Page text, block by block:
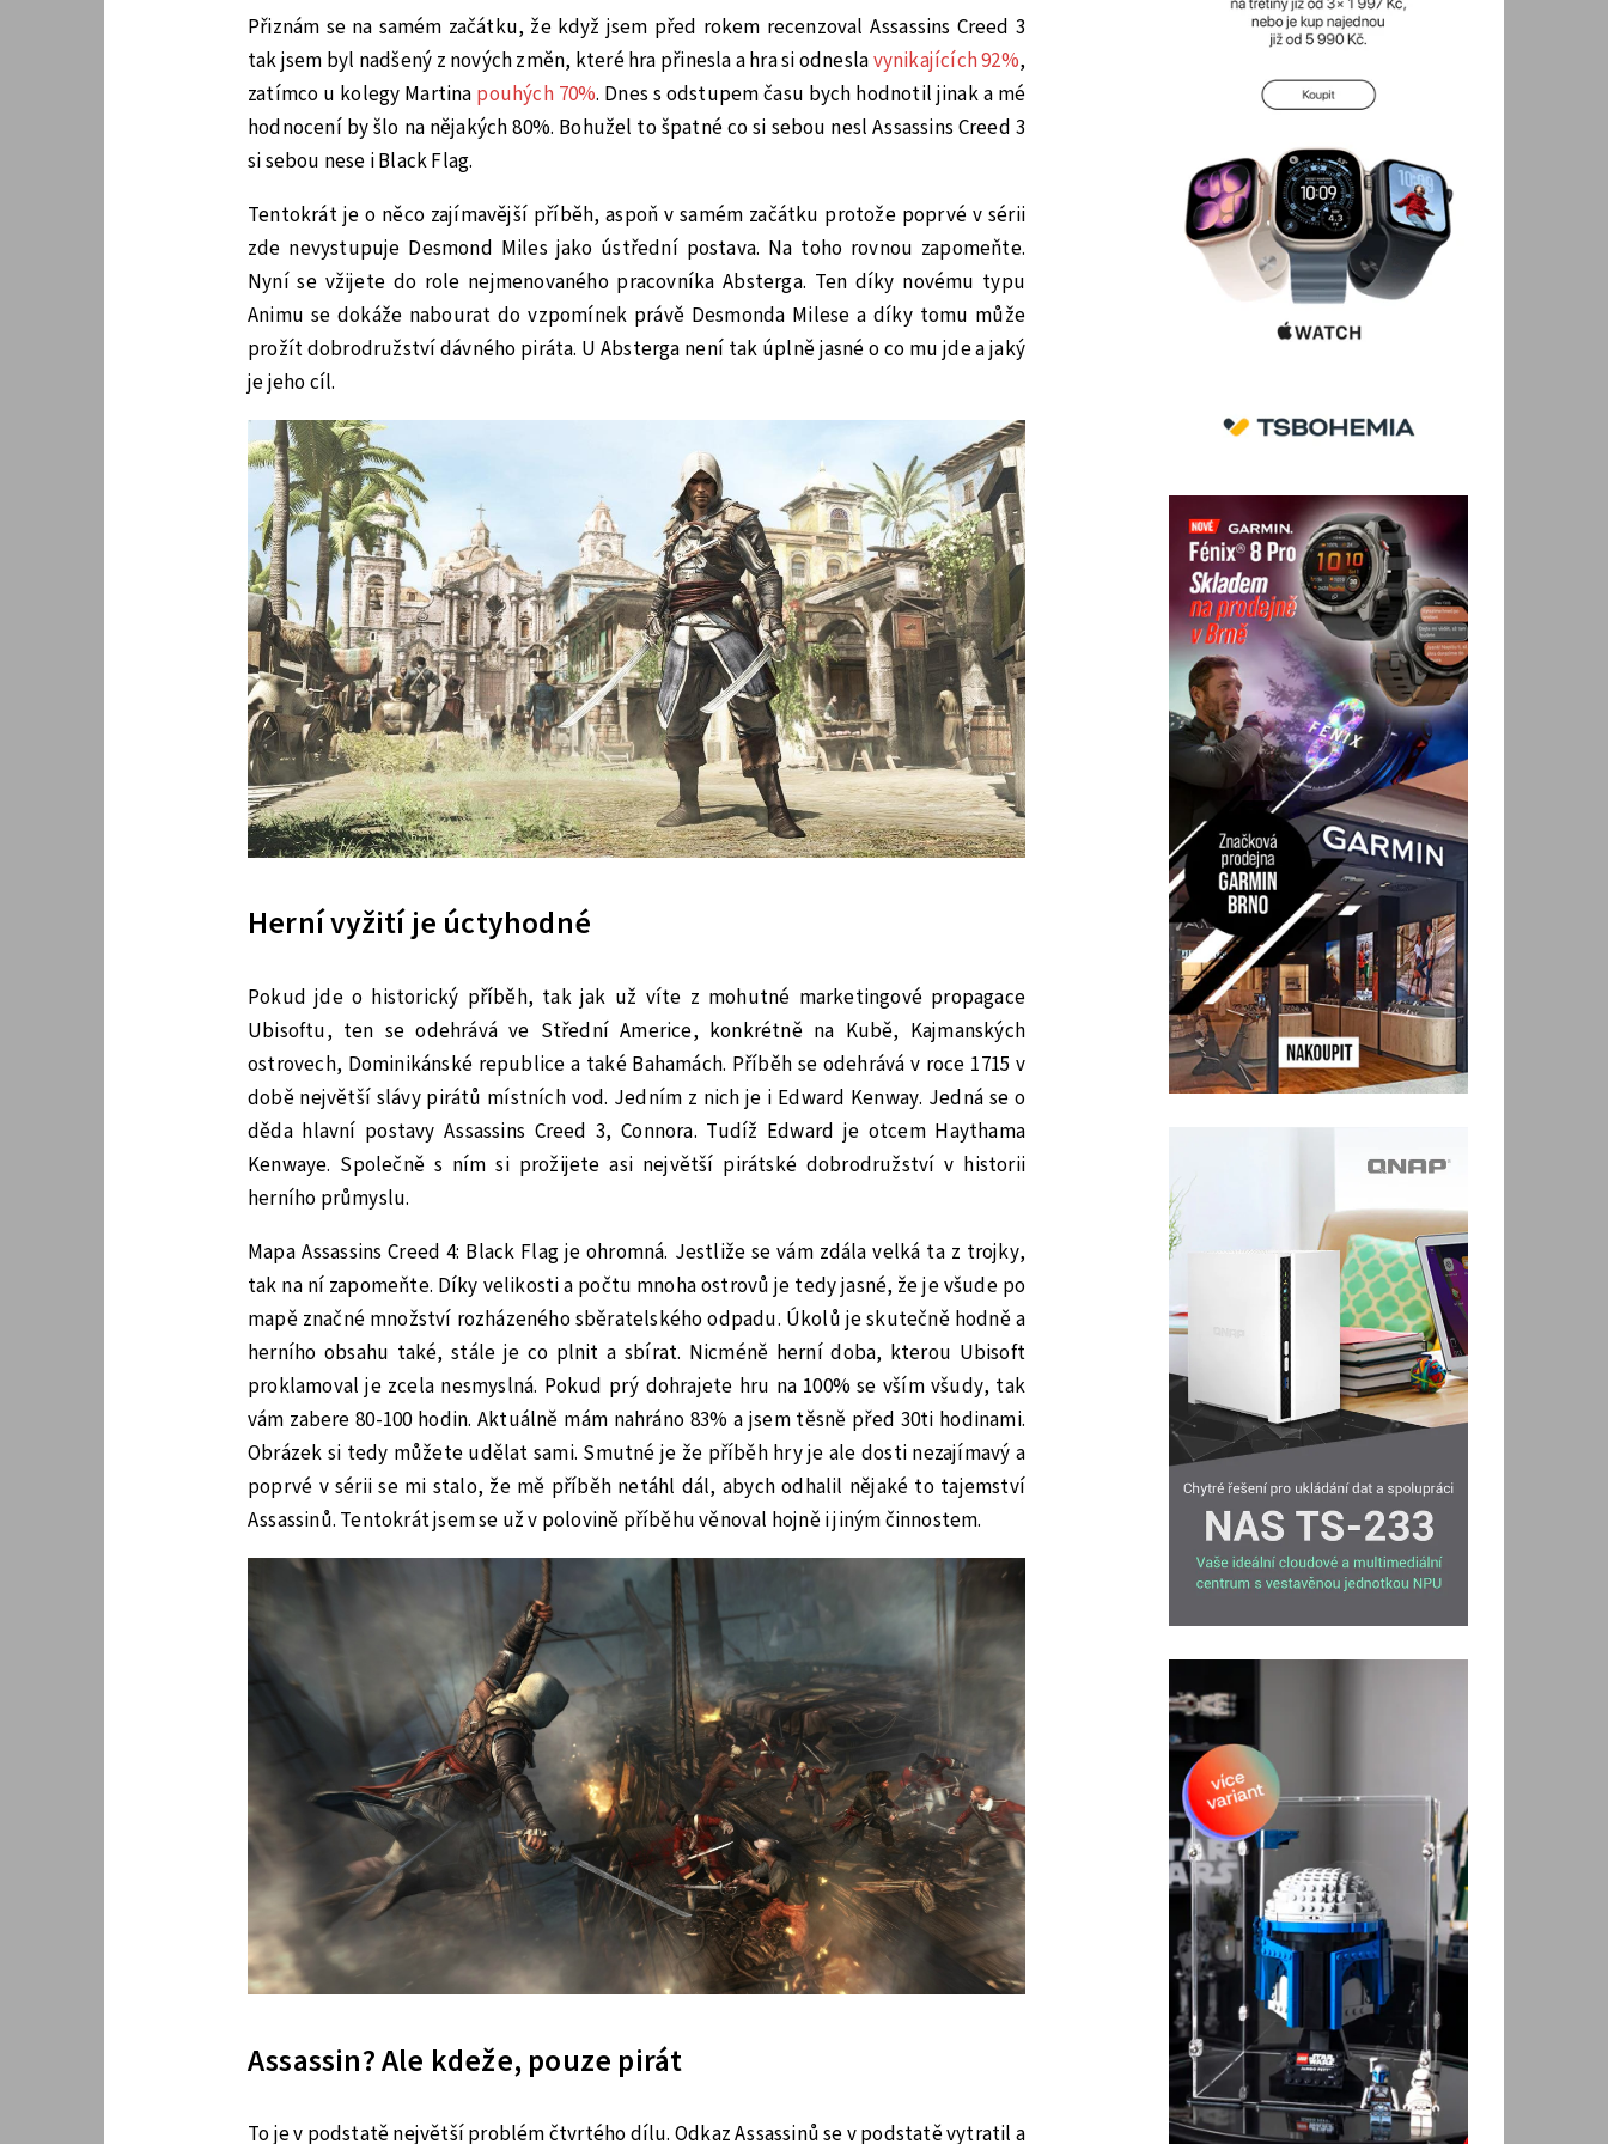
Přiznám se na samém začátku, že když jsem před rokem recenzoval Assassins Creed 3
tak jsem byl nadšený z nových změn, které hra přinesla a hra si odneslavynikajících 92%,
zatímco u kolegy Martina pouhých 70%. Dnes s odstupem času bych hodnotil jinak a mé
hodnocení by šlo na nějakých 80%. Bohužel to špatné co si sebou nesl Assassins Creed 3
si sebou nese i Black Flag.
Tentokrát je o něco zajímavější příběh, aspoň v samém začátku protože poprvé v sérii
zde nevystupuje Desmond Miles jako ústřední postava. Na toho rovnou zapomeňte.
Nyní se vžijete do role nejmenovaného pracovníka Absterga. Ten díky novému typu
Animu se dokáže nabourat do vzpomínek právě Desmonda Milese a díky tomu může
prožít dobrodružství dávného piráta. U Absterga není tak úplně jasné o co mu jde a jaký
je jeho cíl.
Herní vyžití je úctyhodné
Pokud jde o historický příběh, tak jak už víte z mohutné marketingové propagace
Ubisoftu, ten se odehrává ve Střední Americe, konkrétně na Kubě, Kajmanských
ostrovech, Dominikánské republice a také Bahamách. Příběh se odehrává v roce 1715 v
době největší slávy pirátů místních vod. Jedním z nich je i Edward Kenway. Jedná se o
děda hlavní postavy Assassins Creed 3, Connora. Tudíž Edward je otcem Haythama
Kenwaye. Společně s ním si prožijete asi největší pirátské dobrodružství v historii
herního průmyslu.
Mapa Assassins Creed 4: Black Flag je ohromná. Jestliže se vám zdála velká ta z trojky,
tak na ní zapomeňte. Díky velikosti a počtu mnoha ostrovů je tedy jasné, že je všude po
mapě značné množství rozházeného sběratelského odpadu. Úkolů je skutečně hodně a
herního obsahu také, stále je co plnit a sbírat. Nicméně herní doba, kterou Ubisoft
proklamoval je zcela nesmyslná. Pokud prý dohrajete hru na 100% se vším všudy, tak
vám zabere 80-100 hodin. Aktuálně mám nahráno 83% a jsem těsně před 30ti hodinami.
Obrázek si tedy můžete udělat sami. Smutné je že příběh hry je ale dosti nezajímavý a
poprvé v sérii se mi stalo, že mě příběh netáhl dál, abych odhalil nějaké to tajemství
Assassinů. Tentokrát jsem se už v polovině příběhu věnoval hojně i jiným činnostem.
Assassin? Ale kdeže, pouze pirát
To je v podstatě největší problém čtvrtého dílu. Odkaz Assassinů se v podstatě vytratil a